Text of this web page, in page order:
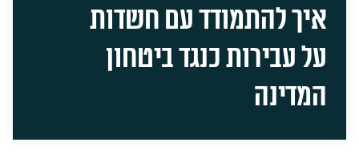
איך להתמודד עם חשדות
על עבירות כנגד ביטחון
המדינה